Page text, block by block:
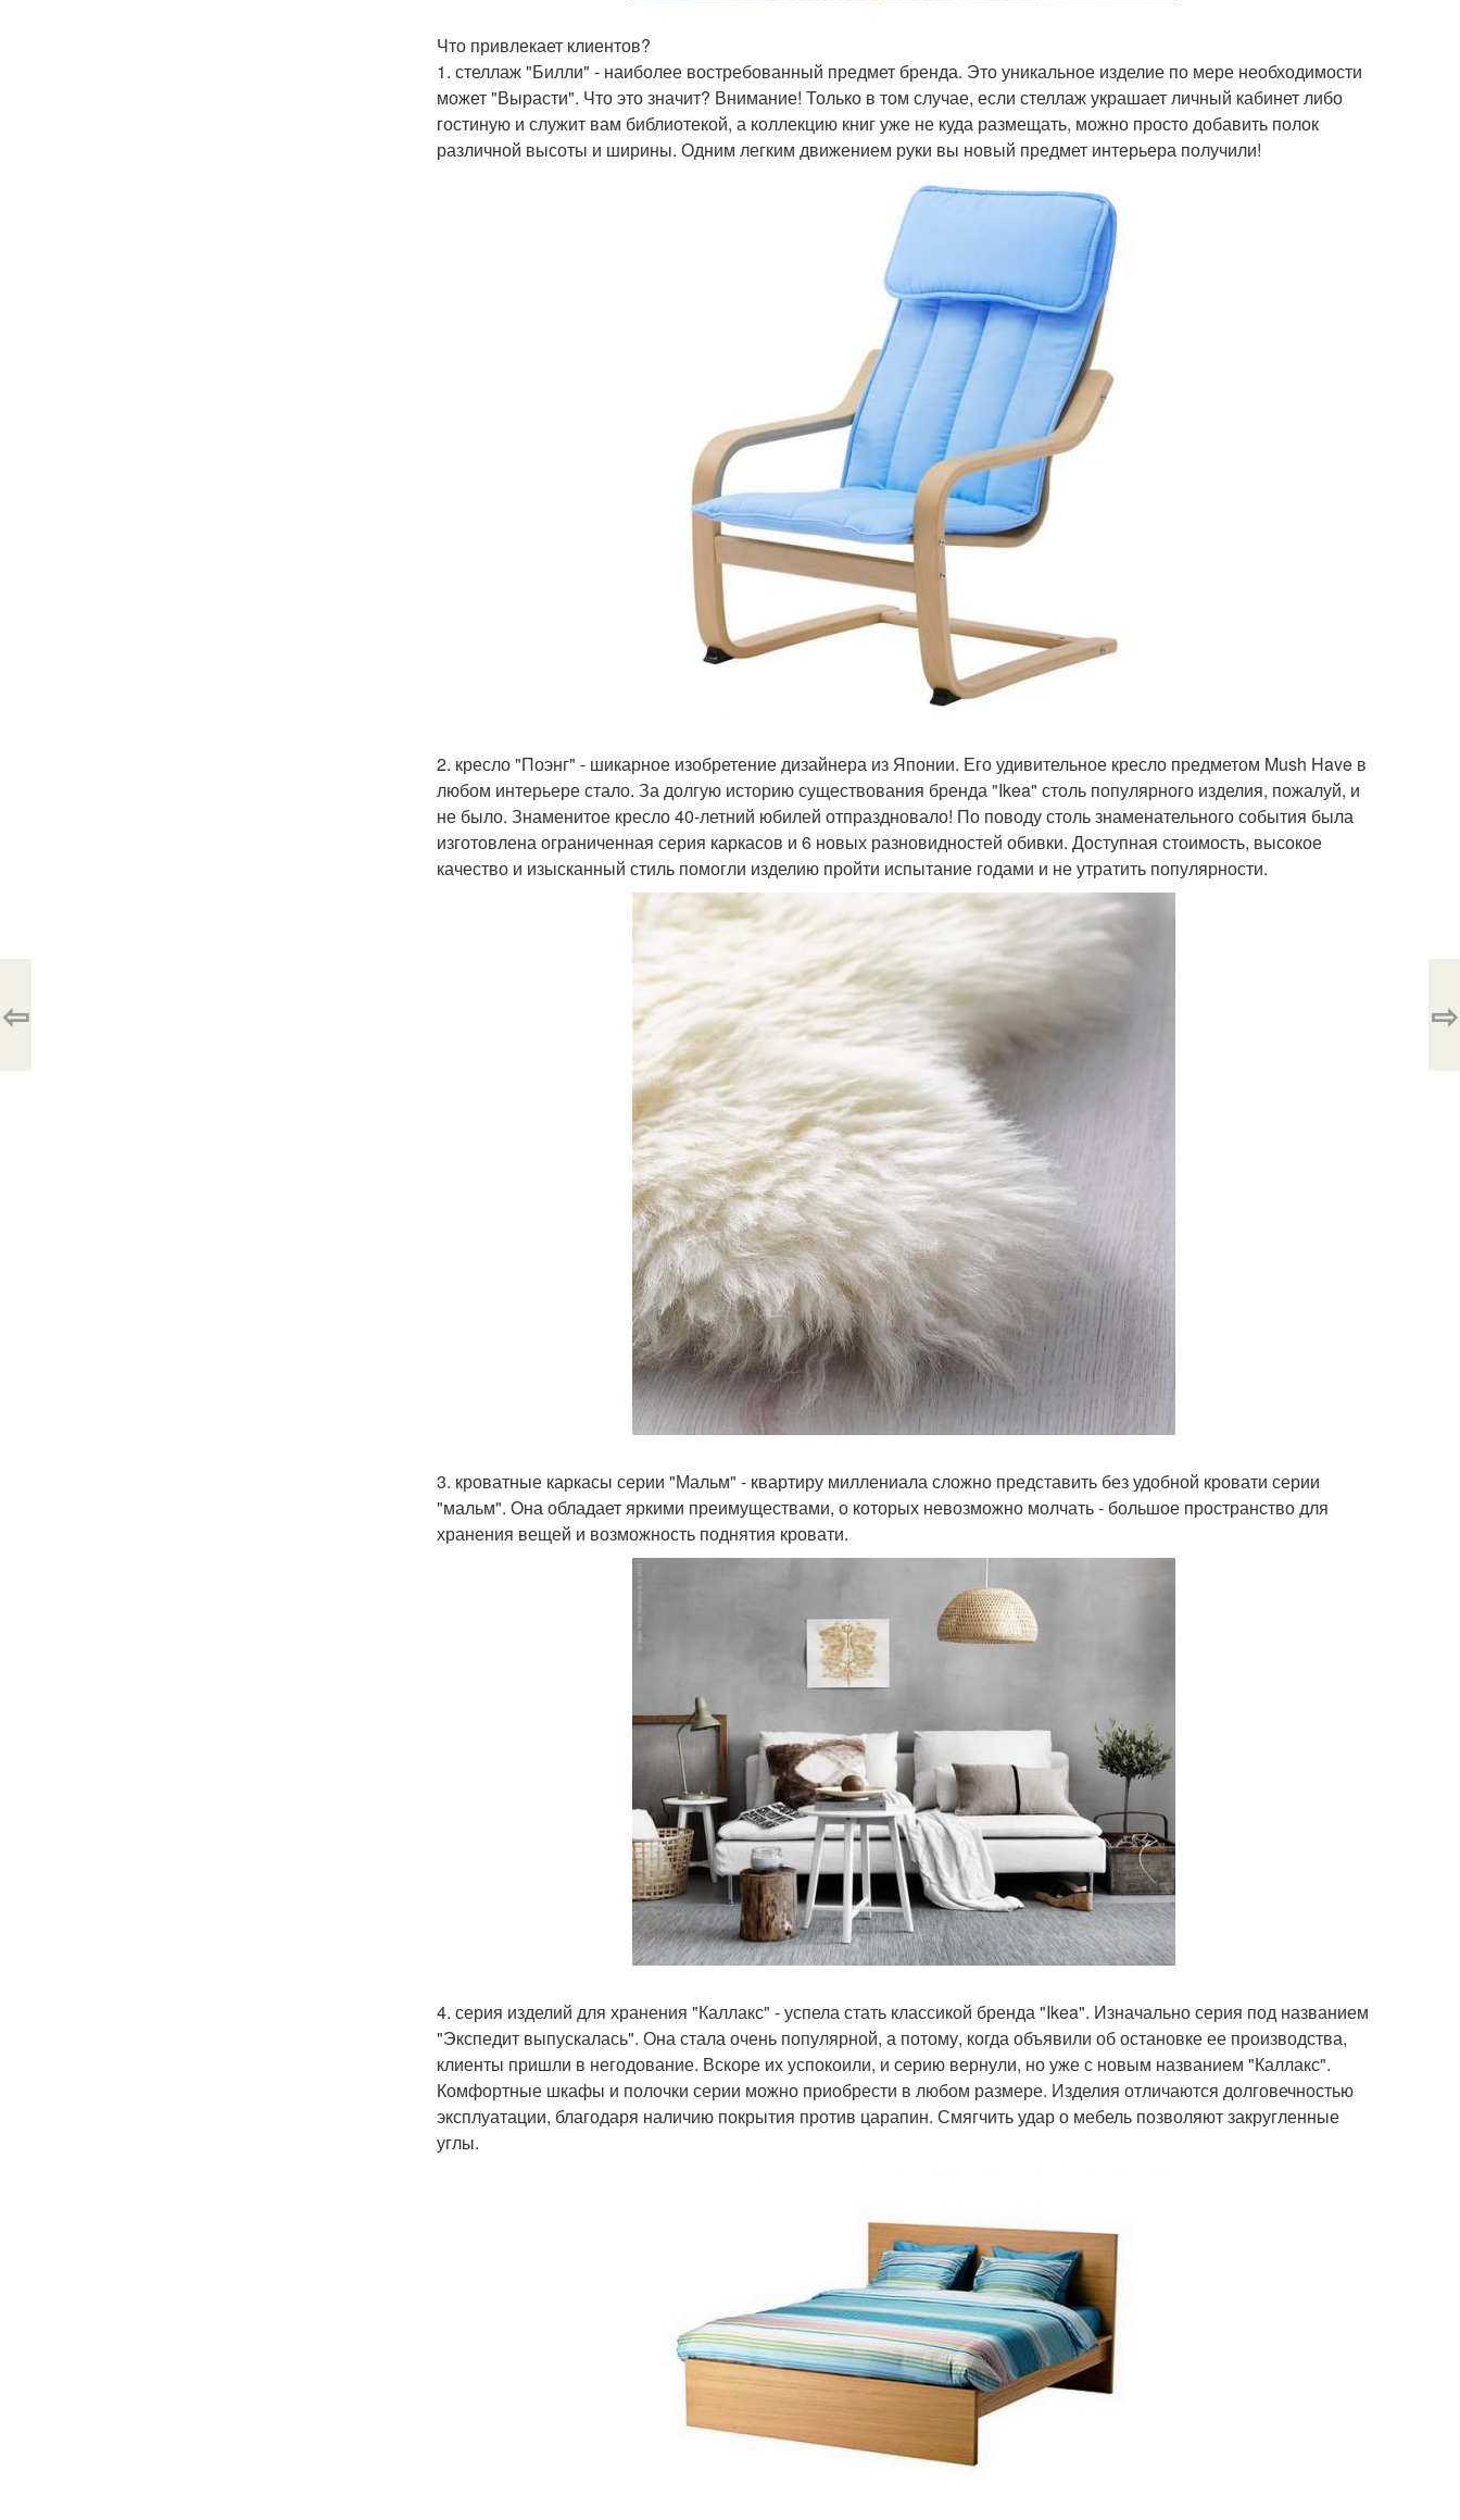
Что привлекает клиентов?
1. стеллаж "Билли" - наиболее востребованный предмет бренда. Это уникальное изделие по мере необходимости
может "Вырасти". Что это значит? Внимание! Только в том случае, если стеллаж украшает личный кабинет либо
гостиную и служит вам библиотекой, а коллекцию книг уже не куда размещать, можно просто добавить полок
различной высоты и ширины. Одним легким движением руки вы новый предмет интерьера получили!
2. кресло "Поэнг" - шикарное изобретение дизайнера из Японии. Его удивительное кресло предметом Mush Have в
любом интерьере стало. За долгую историю существования бренда "Ikea" столь популярного изделия, пожалуй, и
не было. Знаменитое кресло 40-летний юбилей отпраздновало! По поводу столь знаменательного события была
изготовлена ограниченная серия каркасов и 6 новых разновидностей обивки. Доступная стоимость, высокое
качество и изысканный стиль помогли изделию пройти испытание годами и не утратить популярности.
3. кроватные каркасы серии "Мальм" - квартиру миллениала сложно представить без удобной кровати серии
"мальм". Она обладает яркими преимуществами, о которых невозможно молчать - большое пространство для
хранения вещей и возможность поднятия кровати.
4. серия изделий для хранения "Каллакс" - успела стать классикой бренда "Ikea". Изначально серия под названием
"Экспедит выпускалась". Она стала очень популярной, а потому, когда объявили об остановке ее производства,
клиенты пришли в негодование. Вскоре их успокоили, и серию вернули, но уже с новым названием "Каллакс".
Комфортные шкафы и полочки серии можно приобрести в любом размере. Изделия отличаются долговечностью
эксплуатации, благодаря наличию покрытия против царапин. Смягчить удар о мебель позволяют закругленные
углы.
⇦ ⇨